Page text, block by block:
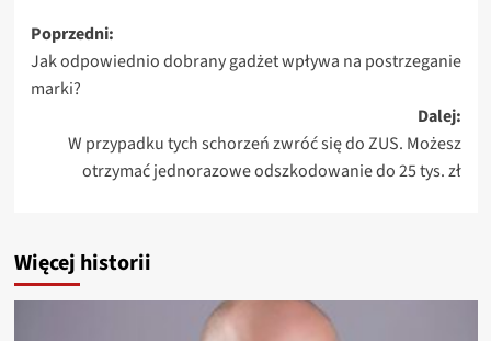
Zobacz
wpisy
Poprzedni:
Jak odpowiednio dobrany gadżet wpływa na postrzeganie
marki?
Dalej:
W przypadku tych schorzeń zwróć się do ZUS. Możesz
otrzymać jednorazowe odszkodowanie do 25 tys. zł
Więcej historii